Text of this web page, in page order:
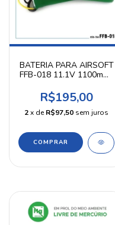
BATERIA PARA AIRSOFT
FFB-018 11.1V 1100mAh
R$195,00
2x deR$97,50 sem juros